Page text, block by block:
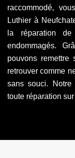
raccommodé,
Luthier à
la réparation
endommagés.
pouvons
retrouver comme
sans souci.
toute réparation